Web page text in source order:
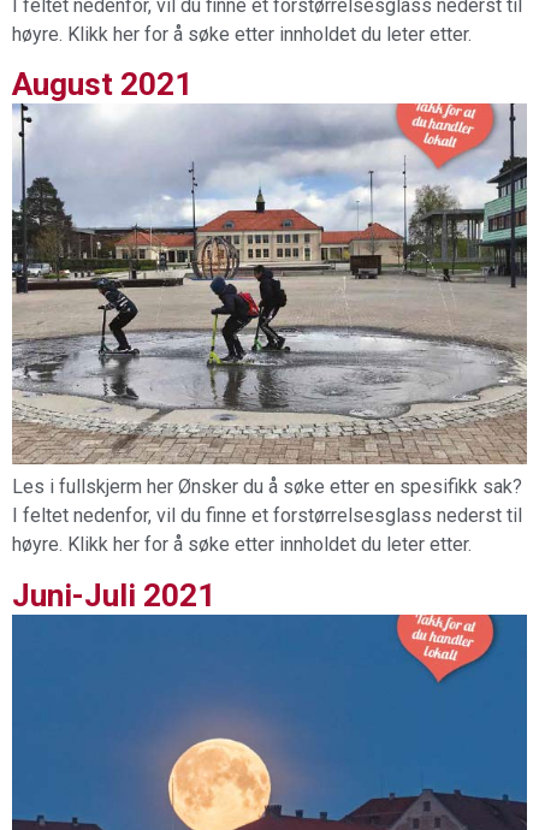
I feltet nedenfor, vil du finne et forstørrelsesglass nederst til
høyre. Klikk her for å søke etter innholdet du leter etter.
August 2021
Les i fullskjerm her Ønsker du å søke etter en spesifikk sak?
I feltet nedenfor, vil du finne et forstørrelsesglass nederst til
høyre. Klikk her for å søke etter innholdet du leter etter.
Juni-Juli 2021